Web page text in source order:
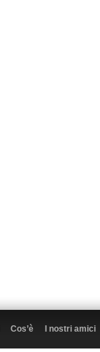
Cos’è I nostri amici